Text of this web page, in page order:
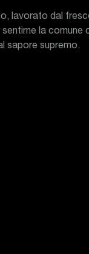
lavorato dal
la comune
sapore supremo.